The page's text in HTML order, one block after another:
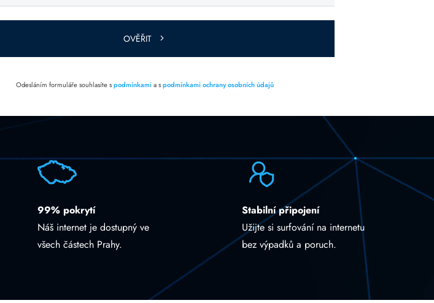
OVĚŘIT
Odesláním formuláře souhlasíte spodmínkamia spodmínkami ochrany osobních údajů
99% pokrytí
Náš internet je dostupný ve
všech částech Prahy.
Stabilní připojení
Užijte si surfování na internetu
bez výpadků a poruch.